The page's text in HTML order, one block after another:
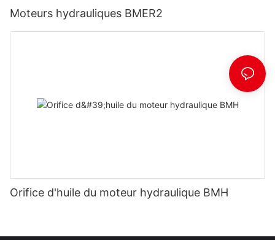
Moteurs hydrauliques BMER2
Orifice d'huile du moteur hydraulique BMH